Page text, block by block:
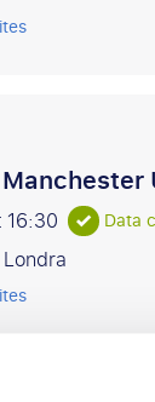
16:30 Data